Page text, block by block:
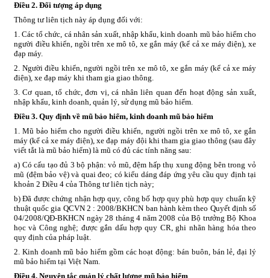
Điều 2. Đối tượng áp dụng
Thông tư liên tịch này áp dụng đối với:
1. Các tổ chức, cá nhân sản xuất, nhập khẩu, kinh doanh mũ bảo hiểm cho
người điều khiển, ngồi trên xe mô tô, xe gắn máy (kể cả xe máy điện), xe
đạp máy.
2. Người điều khiển, người ngồi trên xe mô tô, xe gắn máy (kể cả xe máy
điện), xe đạp máy khi tham gia giao thông.
3. Cơ quan, tổ chức, đơn vị, cá nhân liên quan đến hoạt động sản xuất,
nhập khẩu, kinh doanh, quản lý, sử dụng mũ bảo hiểm.
Điều 3. Quy định về mũ bảo hiểm, kinh doanh mũ bảo hiểm
1. Mũ bảo hiểm cho người điều khiển, người ngồi trên xe mô tô, xe gắn
máy (kể cả xe máy điện), xe đạp máy đội khi tham gia giao thông (sau đây
viết tắt là mũ bảo hiểm) là mũ có đủ các tính năng sau:
a) Có cấu tạo đủ 3 bộ phận: vỏ mũ, đệm hấp thụ xung động bên trong vỏ
mũ (đệm bảo vệ) và quai đeo; có kiểu dáng đáp ứng yêu cầu quy định tại
khoản 2 Điều 4 của Thông tư liên tịch này;
b) Đã được chứng nhận hợp quy, công bố hợp quy phù hợp quy chuẩn kỹ
thuật quốc gia QCVN 2 : 2008/BKHCN ban hành kèm theo Quyết định số
04/2008/QĐ-BKHCN ngày 28 tháng 4 năm 2008 của Bộ trưởng Bộ Khoa
học và Công nghệ; được gắn dấu hợp quy CR, ghi nhãn hàng hóa theo
quy định của pháp luật.
2. Kinh doanh mũ bảo hiểm gồm các hoạt động: bán buôn, bán lẻ, đại lý
mũ bảo hiểm tại Việt Nam.
Điều 4. Nguyên tắc quản lý chất lượng mũ bảo hiểm